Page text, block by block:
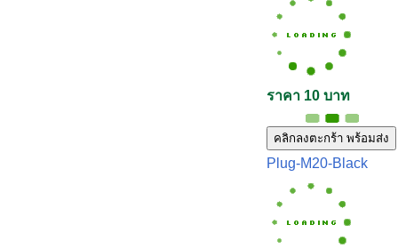
ราคา 10 บาท
คลิกลงตะกร้า พร้อมส่ง
Plug-M20-Black